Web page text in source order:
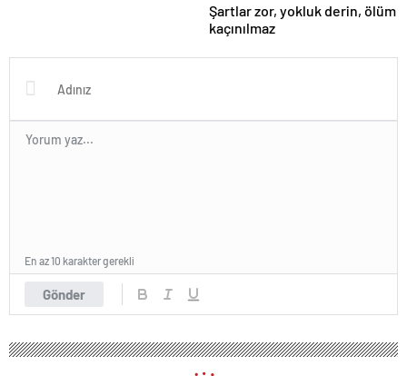
Şartlar zor, yokluk derin, ölüm
kaçınılmaz
Gönder
En az 10 karakter gerekli